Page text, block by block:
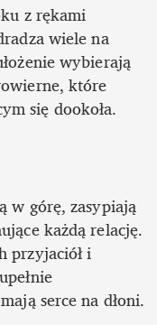
z rękami
wiele na
wybierają
się dookoła.
w górę, zasypiają
każdą relację.
przyjaciół i
serce na dłoni.